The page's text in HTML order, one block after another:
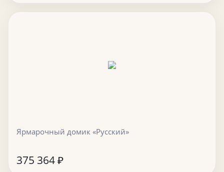
Ярмарочный домик «Русский»
375 364₽